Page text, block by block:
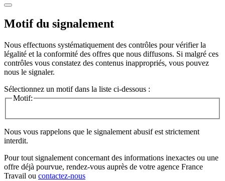
Motif du signalement
Nous effectuons systématiquement des contrôles pour vérifier la
légalité et la conformité des offres que nous diffusons. Si malgré ces
contrôles vous constatez des contenus inappropriés, vous pouvez
nous le signaler.
Sélectionnez un motif dans la liste ci-dessous :
Motif:
Nous vous rappelons que le signalement abusif est strictement
interdit.
Pour tout signalement concernant des informations inexactes ou une
offre déjà pourvue, rendez-vous auprès de votre agence France
Travail ou contactez-nous